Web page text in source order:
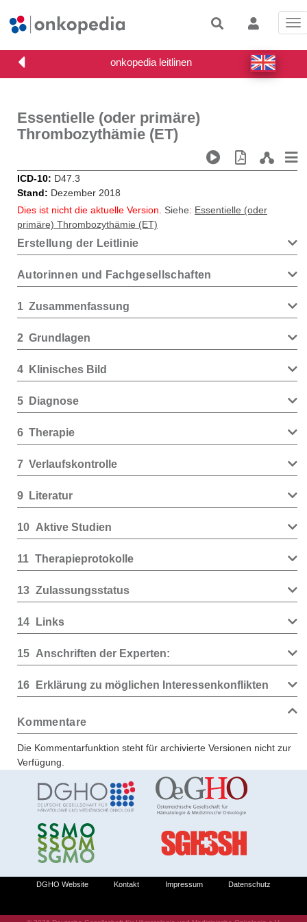
Essentielle (oder primäre)
Thrombozythämie (ET)
ICD-10
D47.3
Stand
Dezember 2018
Dies ist nicht die aktuelle Version.
Siehe: Essentielle (oder
primäre) Thrombozythämie (ET)
Erstellung der Leitlinie
Autorinnen und Fachgesellschaften
1 Zusammenfassung
2 Grundlagen
4 Klinisches Bild
5 Diagnose
6 Therapie
7 Verlaufskontrolle
9 Literatur
10 Aktive Studien
11 Therapieprotokolle
13 Zulassungsstatus
14 Links
15 Anschriften der Experten:
16 Erklärung zu möglichen Interessenkonflikten
Kommentare
Die Kommentarfunktion steht für archivierte Versionen nicht zur
Verfügung.
DGHO Website Kontakt Impressum Datenschutz